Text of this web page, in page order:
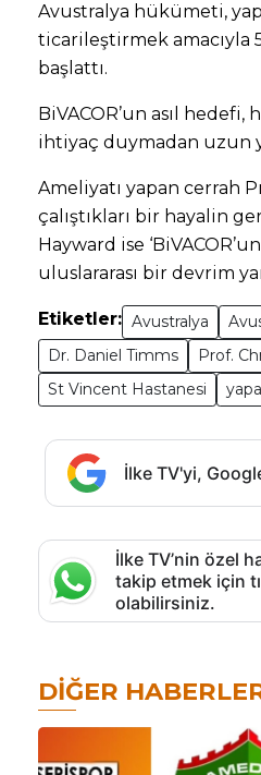
Avustralya hükümeti,
ticarileştirmek amacıyla
başlattı.
BiVACOR’un asıl
ihtiyaç duymadan uzun
Ameliyatı yapan cerrah
çalıştıkları bir hayalin
Hayward ise
uluslararası bir devrim
Etiketler: Avustralya
Dr. Daniel Timms
Prof.
St Vincent Hastanesi
İlke TV'yi,
İlke TV’nin özel
takip etmek için
olabilirsiniz.
DIĞER